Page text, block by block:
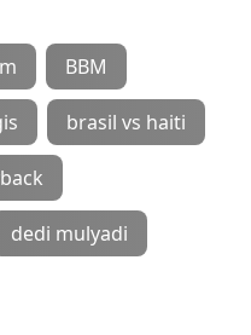
BBM
brasil vs haiti
dedi mulyadi